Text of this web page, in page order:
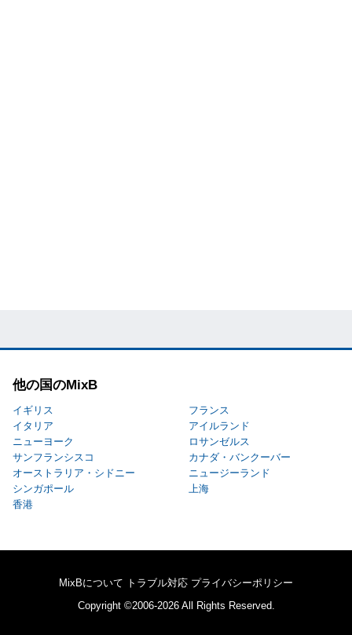
他の国のMixB
イギリス
フランス
イタリア
アイルランド
ニューヨーク
ロサンゼルス
サンフランシスコ
カナダ・バンクーバー
オーストラリア・シドニー
ニュージーランド
シンガポール
上海
香港
MixBについて トラブル対応 プライバシーポリシー
Copyright ©2006-2026 All Rights Reserved.